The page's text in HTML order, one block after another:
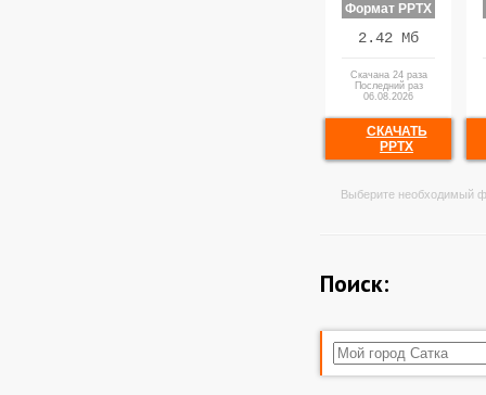
Формат PPTX
2.42 Мб
Скачана 24 раза
Последний раз
06.08.2026
СКАЧАТЬ
PPTX
Выберите необходимый
Поиск: